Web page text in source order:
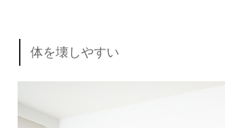
体を壊しやすい